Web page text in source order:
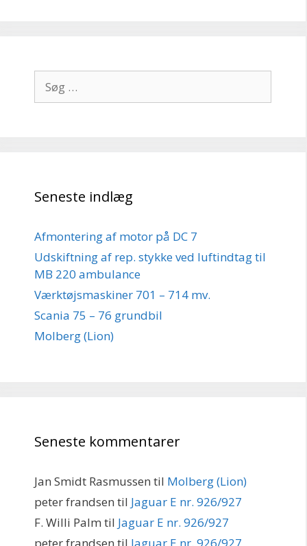
efter:
Seneste indlæg
Afmontering af motor på DC 7
Udskiftning af rep. stykke ved luftindtag til
MB 220 ambulance
Værktøjsmaskiner 701 – 714 mv.
Scania 75 – 76 grundbil
Molberg (Lion)
Seneste kommentarer
Jan Smidt Rasmussen til Molberg (Lion)
peter frandsen til Jaguar E nr. 926/927
F. Willi Palm til Jaguar E nr. 926/927